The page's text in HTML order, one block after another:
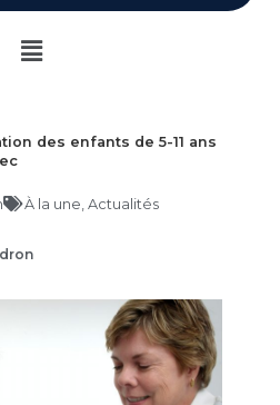
Main
des enfants de 5-11 ans
À la une Actualités